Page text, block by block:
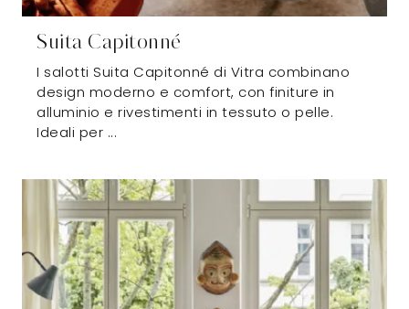
Suita Capitonné
I salotti Suita Capitonné di Vitra combinano
design moderno e comfort, con finiture in
alluminio e rivestimenti in tessuto o pelle.
Ideali per ...